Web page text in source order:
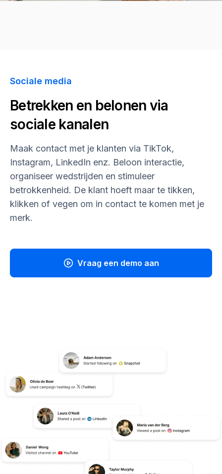
Sociale media
Betrekken en belonen via
sociale kanalen
Maak contact met je klanten via TikTok,
Instagram, LinkedIn enz. Beloon interactie,
organiseer wedstrijden en stimuleer
betrokkenheid. De klant hoeft maar te tikken,
klikken of vegen om in contact te komen met je
merk.
Vraag een demo aan